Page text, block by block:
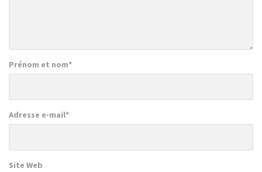
Prénom et nom*
Adresse e-mail*
Site Web